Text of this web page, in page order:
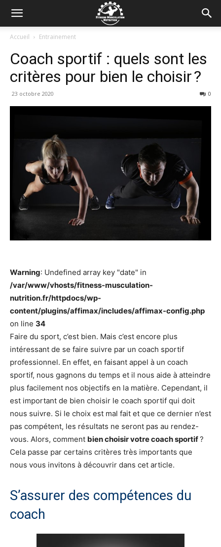
Accueil Entrainement
Coach sportif : quels sont les
critères pour bien le choisir ?
23 octobre 2020 0
Warning: Undefined array key "date" in
/var/www/vhosts/fitness-musculation-
nutrition.fr/httpdocs/wp-
content/plugins/affimax/includes/affimax-config.php
on line 34
Faire du sport, c’est bien. Mais c’est encore plus
intéressant de se faire suivre par un coach sportif
professionnel. En effet, en faisant appel à un coach
sportif, nous gagnons du temps et il nous aide à atteindre
plus facilement nos objectifs en la matière. Cependant, il
est important de bien choisir le coach sportif qui doit
nous suivre. Si le choix est mal fait et que ce dernier n’est
pas compétent, les résultats ne seront pas au rendez-
vous. Alors, comment bien choisir votre coach sportif?
Cela passe par certains critères très importants que
nous vous invitons à découvrir dans cet article.
S’assurer des compétences du
coach